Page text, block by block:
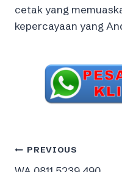
cetak yang
kepercayaan yang
Post
PREVIOUS